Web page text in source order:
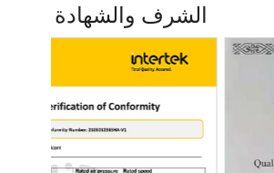
الشرف والشهادة